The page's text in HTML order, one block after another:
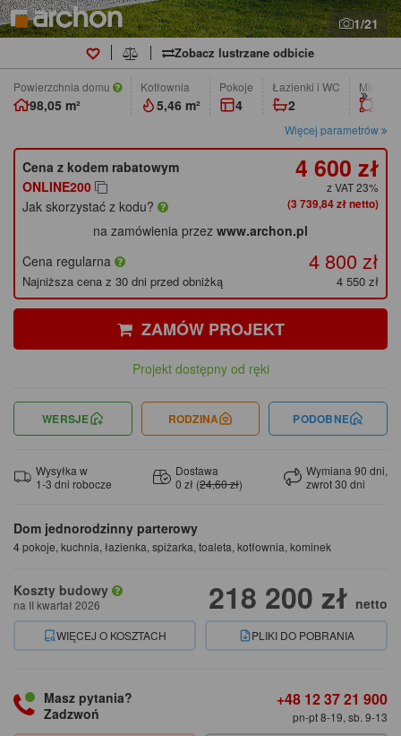
1/21
Zobacz lustrzane odbicie
Powierzchnia domu
98,05 m²
Kotłownia
5,46 m²
pokoje
4
łazienki i WC
2
Min.
Więcej parametrów
Dom jednorodzinny parterowy
4 pokoje, kuchnia, łazienka, spiżarka, toaleta, kotłownia, kominek
Koszty budowy
na II kwartał 2026 218 200 zł netto
WIĘCEJ O KOSZTACH PLIKI DO POBRANIA
Cena z kodem rabatowym
ONLINE200
Jak skorzystać z kodu?
4 600 zł
z VAT 23%
(3 739,84 zł netto)
na zamówienia przez www.archon.pl
Cena regularna
4 800 zł
Najniższa cena z 30 dni przed obniżką 4 550 zł
ZAMÓW PROJEKT
Projekt dostępny od ręki
WERSJE RODZINA PODOBNE
Wysyłka w
1-3 dni robocze
Dostawa
0 zł (24,60 zł)
Wymiana 90 dni,
zwrot 30 dni
Masz pytania?
Zadzwoń
+48 12 37 21 900
pn-pt 8-19, sb. 9-13